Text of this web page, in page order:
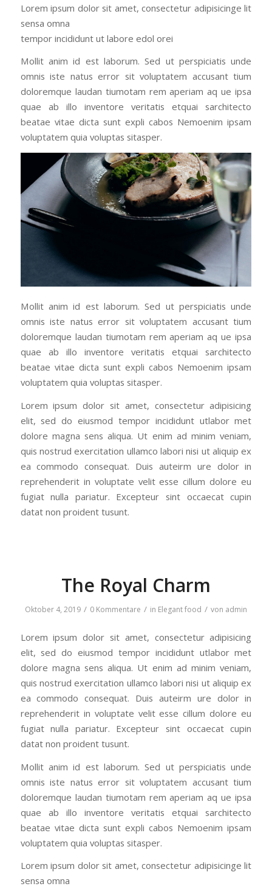
Lorem ipsum dolor sit amet, consectetur adipisicinge lit
sensa omna
tempor incididunt ut labore edol orei
Mollit anim id est laborum. Sed ut perspiciatis unde
omnis iste natus error sit voluptatem accusant tium
doloremque laudan tiumotam rem aperiam aq ue ipsa
quae ab illo inventore veritatis etquai sarchitecto
beatae vitae dicta sunt expli cabos Nemoenim ipsam
voluptatem quia voluptas sitasper.
Mollit anim id est laborum. Sed ut perspiciatis unde
omnis iste natus error sit voluptatem accusant tium
doloremque laudan tiumotam rem aperiam aq ue ipsa
quae ab illo inventore veritatis etquai sarchitecto
beatae vitae dicta sunt expli cabos Nemoenim ipsam
voluptatem quia voluptas sitasper.
Lorem ipsum dolor sit amet, consectetur adipisicing
elit, sed do eiusmod tempor incididunt utlabor met
dolore magna sens aliqua. Ut enim ad minim veniam,
quis nostrud exercitation ullamco labori nisi ut aliquip ex
ea commodo consequat. Duis auteirm ure dolor in
reprehenderit in voluptate velit esse cillum dolore eu
fugiat nulla pariatur. Excepteur sint occaecat cupin
datat non proident tusunt.
The Royal Charm
Oktober 4, 2019 / 0 Kommentare / in Elegant food / von admin
Lorem ipsum dolor sit amet, consectetur adipisicing
elit, sed do eiusmod tempor incididunt utlabor met
dolore magna sens aliqua. Ut enim ad minim veniam,
quis nostrud exercitation ullamco labori nisi ut aliquip ex
ea commodo consequat. Duis auteirm ure dolor in
reprehenderit in voluptate velit esse cillum dolore eu
fugiat nulla pariatur. Excepteur sint occaecat cupin
datat non proident tusunt.
Mollit anim id est laborum. Sed ut perspiciatis unde
omnis iste natus error sit voluptatem accusant tium
doloremque laudan tiumotam rem aperiam aq ue ipsa
quae ab illo inventore veritatis etquai sarchitecto
beatae vitae dicta sunt expli cabos Nemoenim ipsam
voluptatem quia voluptas sitasper.
Lorem ipsum dolor sit amet, consectetur adipisicinge lit
sensa omna